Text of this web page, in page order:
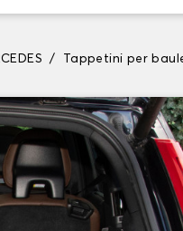
Tappetini per